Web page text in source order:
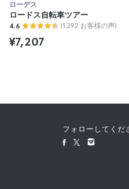
ローデス
ロードス自転車ツアー
4.6 (1.292 お客様の声)
¥7,207
フォローしてくだ